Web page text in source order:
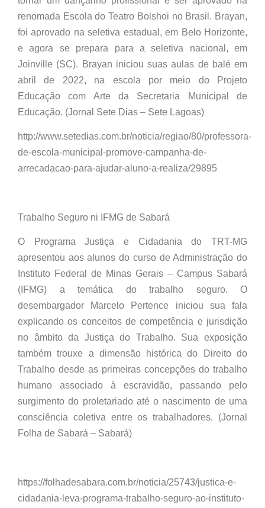
renomada Escola do Teatro Bolshoi no Brasil. Brayan,
foi aprovado na seletiva estadual, em Belo Horizonte,
e agora se prepara para a seletiva nacional, em
Joinville (SC). Brayan iniciou suas aulas de balé em
abril de 2022, na escola por meio do Projeto
Educação com Arte da Secretaria Municipal de
Educação. (Jornal Sete Dias – Sete Lagoas)
http://www.setedias.com.br/noticia/regiao/80/professora-
de-escola-municipal-promove-campanha-de-
arrecadacao-para-ajudar-aluno-a-realiza/29895
Trabalho Seguro ni IFMG de Sabará
O Programa Justiça e Cidadania do TRT-MG
apresentou aos alunos do curso de Administração do
Instituto Federal de Minas Gerais – Campus Sabará
(IFMG) a temática do trabalho seguro. O
desembargador Marcelo Pertence iniciou sua fala
explicando os conceitos de competência e jurisdição
no âmbito da Justiça do Trabalho. Sua exposição
também trouxe a dimensão histórica do Direito do
Trabalho desde as primeiras concepções do trabalho
humano associado à escravidão, passando pelo
surgimento do proletariado até o nascimento de uma
consciência coletiva entre os trabalhadores. (Jornal
Folha de Sabará – Sabará)
https://folhadesabara.com.br/noticia/25743/justica-e-
cidadania-leva-programa-trabalho-seguro-ao-instituto-